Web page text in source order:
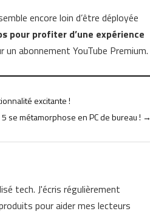
encore loin d’être déployée
pour profiter d’une expérience
abonnement YouTube Premium.
excitante !
se métamorphose en PC de bureau ! →
tech. J'écris régulièrement
pour aider mes lecteurs